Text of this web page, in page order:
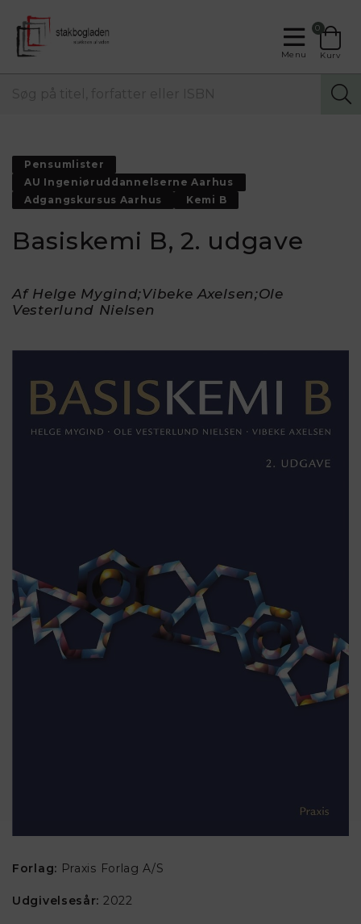
Menu
0
Kurv
Pensumlister
AU Ingeniøruddannelserne Aarhus
Adgangskursus Aarhus
Kemi B
Basiskemi B, 2. udgave
Af Helge Mygind;Vibeke Axelsen;Ole
Vesterlund Nielsen
Forlag: Praxis Forlag A/S
Udgivelsesår: 2022